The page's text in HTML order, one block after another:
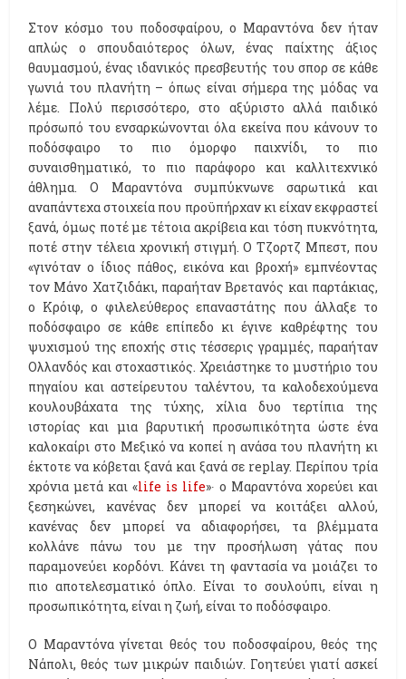
Στον κόσμο του ποδοσφαίρου, ο Μαραντόνα δεν ήταν
απλώς ο σπουδαιότερος όλων, ένας παίχτης άξιος
θαυμασμού, ένας ιδανικός πρεσβευτής του σπορ σε κάθε
γωνιά του πλανήτη – όπως είναι σήμερα της μόδας να
λέμε. Πολύ περισσότερο, στο αξύριστο αλλά παιδικό
πρόσωπό του ενσαρκώνονται όλα εκείνα που κάνουν το
ποδόσφαιρο το πιο όμορφο παιχνίδι, το πιο
συναισθηματικό, το πιο παράφορο και καλλιτεχνικό
άθλημα. Ο Μαραντόνα συμπύκνωνε σαρωτικά και
αναπάντεχα στοιχεία που προϋπήρχαν κι είχαν εκφραστεί
ξανά, όμως ποτέ με τέτοια ακρίβεια και τόση πυκνότητα,
ποτέ στην τέλεια χρονική στιγμή. Ο Τζορτζ Μπεστ, που
«γινόταν ο ίδιος πάθος, εικόνα και βροχή» εμπνέοντας
τον Μάνο Χατζιδάκι, παραήταν Βρετανός και παρτάκιας,
ο Κρόιφ, ο φιλελεύθερος επαναστάτης που άλλαξε το
ποδόσφαιρο σε κάθε επίπεδο κι έγινε καθρέφτης του
ψυχισμού της εποχής στις τέσσερις γραμμές, παραήταν
Ολλανδός και στοχαστικός. Χρειάστηκε το μυστήριο του
πηγαίου και αστείρευτου ταλέντου, τα καλοδεχούμενα
κουλουβάχατα της τύχης, χίλια δυο τερτίπια της
ιστορίας και μια βαρυτική προσωπικότητα ώστε ένα
καλοκαίρι στο Μεξικό να κοπεί η ανάσα του πλανήτη κι
έκτοτε να κόβεται ξανά και ξανά σε replay. Περίπου τρία
χρόνια μετά και «life is life»∙ ο Μαραντόνα χορεύει και
ξεσηκώνει, κανένας δεν μπορεί να κοιτάξει αλλού,
κανένας δεν μπορεί να αδιαφορήσει, τα βλέμματα
κολλάνε πάνω του με την προσήλωση γάτας που
παραμονεύει κορδόνι. Κάνει τη φαντασία να μοιάζει το
πιο αποτελεσματικό όπλο. Είναι το σουλούπι, είναι η
προσωπικότητα, είναι η ζωή, είναι το ποδόσφαιρο.
Ο Μαραντόνα γίνεται θεός του ποδοσφαίρου, θεός της
Νάπολι, θεός των μικρών παιδιών. Γοητεύει γιατί ασκεί